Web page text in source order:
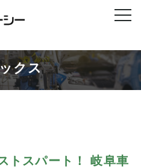
県のトヨタグループ製造人材派遣
！ 岐阜車体工業募集要項
クス
トスパート！ 岐阜車